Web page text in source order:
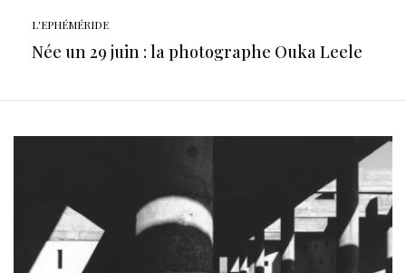
L'EPHÉMÉRIDE
Née un 29 juin : la photographe Ouka Leele